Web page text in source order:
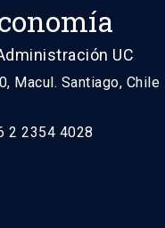
UC
Macul. Santiago, Chile
2 2354 4028